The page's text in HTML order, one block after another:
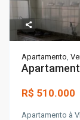
Apartamento,
R$ 510.000
Apartamento à